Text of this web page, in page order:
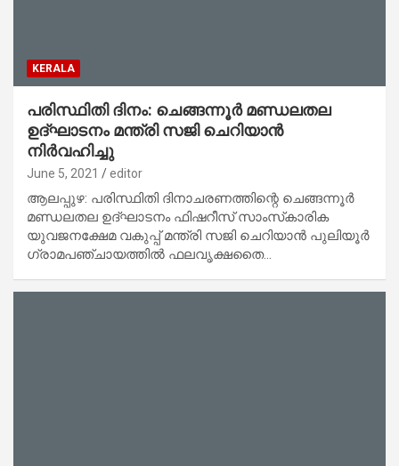
KERALA
പരിസ്ഥിതി ദിനം: ചെങ്ങന്നൂർ മണ്ഡലതല
ഉദ്ഘാടനം മന്ത്രി സജി ചെറിയാൻ
നിർവഹിച്ചു
June 5, 2021 editor
ആലപ്പുഴ: പരിസ്ഥിതി ദിനാചരണത്തിന്റെ ചെങ്ങന്നൂർ
മണ്ഡലതല ഉദ്ഘാടനം ഫിഷറീസ് സാംസ്‌കാരിക
യുവജനക്ഷേമ വകുപ്പ് മന്ത്രി സജി ചെറിയാൻ പുലിയൂർ
ഗ്രാമപഞ്ചായത്തിൽ ഫലവൃക്ഷതൈ…